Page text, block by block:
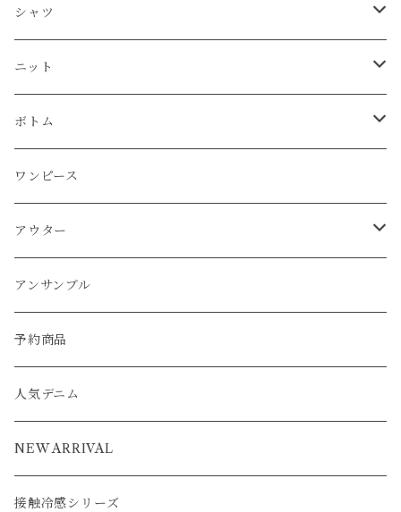
ベスト
カーディガン
シャツ
プルオーバー
ニット
プルオーバー
パーカー
アウター
ボトム
パンツ
スカート
ワンピース
アウター
ブルゾン
ジャケット
アンサンブル
カーディガン
プルオーバー
シャツ
ニット
カーディガン
プルオーバー
ボトム
ワンピース
アウター
ベスト
ジャケット
アンサンブル
タンクトップ
Tシャツ
プルオーバー
チュニック
パーカー
ワンピース
ベスト
カーディガン
ブルゾン
シャツ
シャツ
プルオーバー
チュニック
ワンピース
カーディガン
パーカー
ニット
プルオーバー
パーカー
カーディガン
ワンピース
ベスト
ポンチョ
アウター
ボトム
パンツ
スカート
ワンピース
アウター
ブルゾン
ジャケット
コート
ベスト
アンサンブル
予約商品
人気デニム
NEW ARRIVAL
接触冷感シリーズ